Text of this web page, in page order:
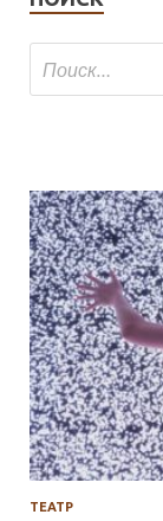
ТЕАТР